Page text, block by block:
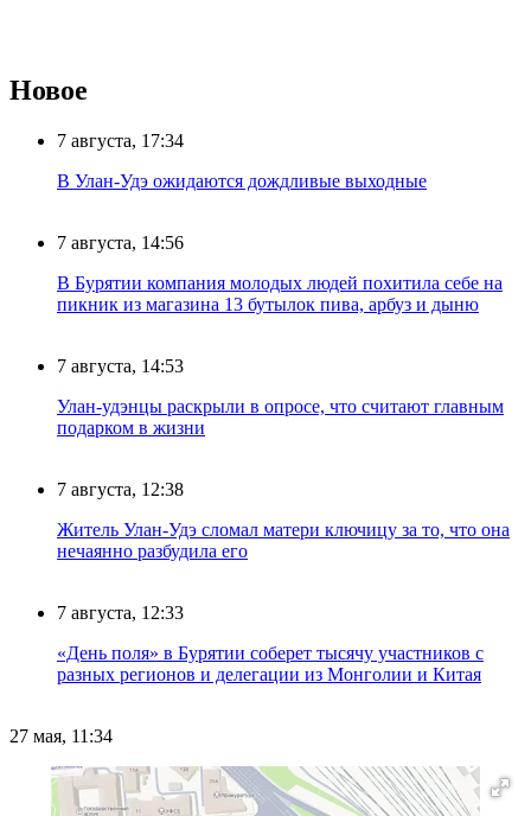
Новое
7 августа, 17:34
В Улан-Удэ ожидаются дождливые выходные
7 августа, 14:56
В Бурятии компания молодых людей похитила себе на
пикник из магазина 13 бутылок пива, арбуз и дыню
7 августа, 14:53
Улан-удэнцы раскрыли в опросе, что считают главным
подарком в жизни
7 августа, 12:38
Житель Улан-Удэ сломал матери ключицу за то, что она
нечаянно разбудила его
7 августа, 12:33
«День поля» в Бурятии соберет тысячу участников с
разных регионов и делегации из Монголии и Китая
27 мая, 11:34